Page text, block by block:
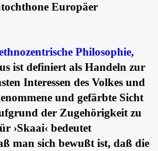
Europäer
Philosophie,
ist definiert als Handeln zur
Interessen des Volkes und
und gefärbte Sicht
der Zugehörigkeit zu
›Skaai‹ bedeutet
man sich bewußt ist, daß die